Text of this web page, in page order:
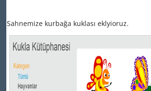
Sahnemize kurbağa kuklası eklyioruz.